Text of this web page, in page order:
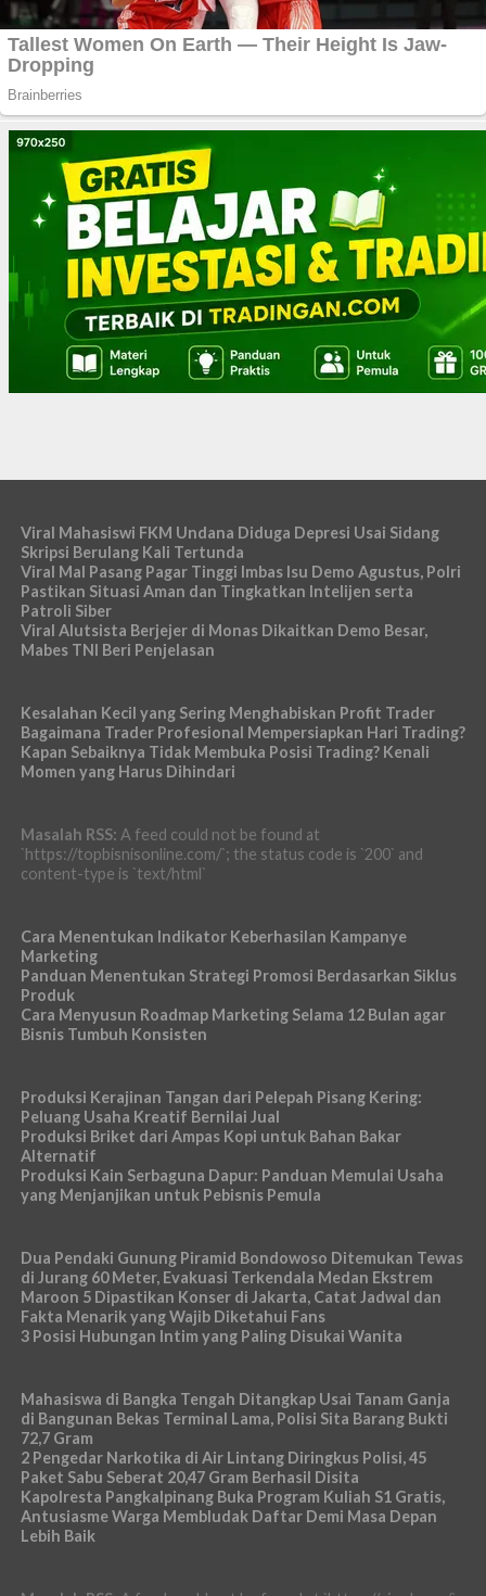
Viral Mahasiswi FKM Undana Diduga Depresi Usai Sidang
Skripsi Berulang Kali Tertunda
Viral Mal Pasang Pagar Tinggi Imbas Isu Demo Agustus, Polri
Pastikan Situasi Aman dan Tingkatkan Intelijen serta
Patroli Siber
Viral Alutsista Berjejer di Monas Dikaitkan Demo Besar,
Mabes TNI Beri Penjelasan
Kesalahan Kecil yang Sering Menghabiskan Profit Trader
Bagaimana Trader Profesional Mempersiapkan Hari Trading?
Kapan Sebaiknya Tidak Membuka Posisi Trading? Kenali
Momen yang Harus Dihindari
Masalah RSS: A feed could not be found at
`https://topbisnisonline.com/`; the status code is `200` and
content-type is `text/html`
Cara Menentukan Indikator Keberhasilan Kampanye
Marketing
Panduan Menentukan Strategi Promosi Berdasarkan Siklus
Produk
Cara Menyusun Roadmap Marketing Selama 12 Bulan agar
Bisnis Tumbuh Konsisten
Produksi Kerajinan Tangan dari Pelepah Pisang Kering:
Peluang Usaha Kreatif Bernilai Jual
Produksi Briket dari Ampas Kopi untuk Bahan Bakar
Alternatif
Produksi Kain Serbaguna Dapur: Panduan Memulai Usaha
yang Menjanjikan untuk Pebisnis Pemula
Dua Pendaki Gunung Piramid Bondowoso Ditemukan Tewas
di Jurang 60 Meter, Evakuasi Terkendala Medan Ekstrem
Maroon 5 Dipastikan Konser di Jakarta, Catat Jadwal dan
Fakta Menarik yang Wajib Diketahui Fans
3 Posisi Hubungan Intim yang Paling Disukai Wanita
Mahasiswa di Bangka Tengah Ditangkap Usai Tanam Ganja
di Bangunan Bekas Terminal Lama, Polisi Sita Barang Bukti
72,7 Gram
2 Pengedar Narkotika di Air Lintang Diringkus Polisi, 45
Paket Sabu Seberat 20,47 Gram Berhasil Disita
Kapolresta Pangkalpinang Buka Program Kuliah S1 Gratis,
Antusiasme Warga Membludak Daftar Demi Masa Depan
Lebih Baik